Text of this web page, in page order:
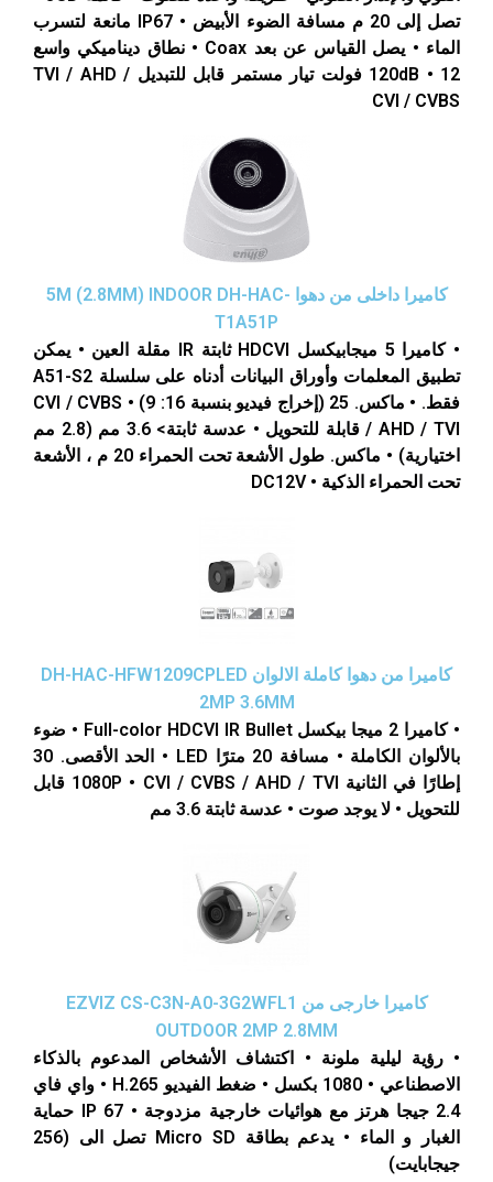
تصل إلى 20 م مسافة الضوء الأبيض • IP67 مانعة لتسرب
الماء • يصل القياس عن بعد Coax • نطاق ديناميكي واسع
120dB • 12 فولت تيار مستمر قابل للتبديل TVI / AHD /
CVI / CVBS
كاميرا داخلى من دهوا 5M (2.8MM) INDOOR DH-HAC-
T1A51P
• كاميرا 5 ميجابيكسل HDCVI ثابتة IR مقلة العين • يمكن
تطبيق المعلمات وأوراق البيانات أدناه على سلسلة A51-S2
فقط. • ماكس. 25 (إخراج فيديو بنسبة 16: 9) • CVI / CVBS
/ AHD / TVI قابلة للتحويل • عدسة ثابتة> 3.6 مم (2.8 مم
اختيارية) • ماكس. طول الأشعة تحت الحمراء 20 م ، الأشعة
تحت الحمراء الذكية • DC12V
كاميرا من دهوا كاملة الالوان DH-HAC-HFW1209CPLED
2MP 3.6MM
• كاميرا 2 ميجا بيكسل Full-color HDCVI IR Bullet • ضوء
بالألوان الكاملة • مسافة 20 مترًا LED • الحد الأقصى. 30
إطارًا في الثانية 1080P • CVI / CVBS / AHD / TVI قابل
للتحويل • لا يوجد صوت • عدسة ثابتة 3.6 مم
كاميرا خارجى من EZVIZ CS-C3N-A0-3G2WFL1
OUTDOOR 2MP 2.8MM
• رؤية ليلية ملونة • اكتشاف الأشخاص المدعوم بالذكاء
الاصطناعي • 1080 بكسل • ضغط الفيديو H.265 • واي فاي
2.4 جيجا هرتز مع هوائيات خارجية مزدوجة • IP 67 حماية
الغبار و الماء • يدعم بطاقة Micro SD تصل الى (256
جيجابايت)